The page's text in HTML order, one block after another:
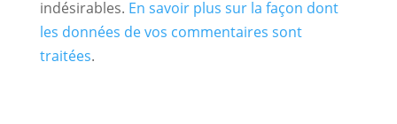
indésirables. En savoir plus sur la façon dont
les données de vos commentaires sont
traitées.